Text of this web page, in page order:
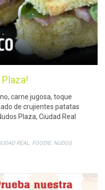
carne jugosa, toque
de crujientes patatas
Plaza, Ciudad Real
REAL, FOODIE, NUDOS